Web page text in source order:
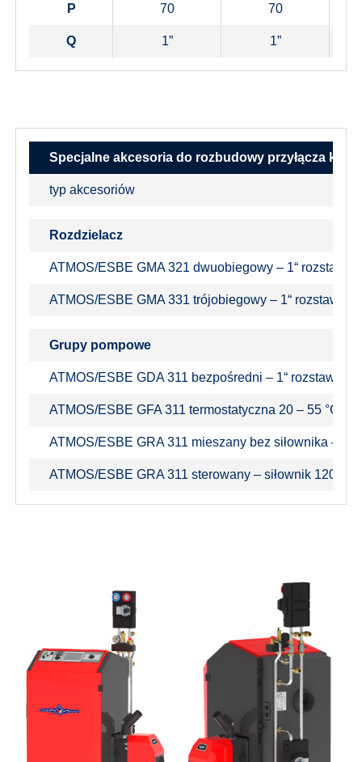
P 70 70
Q 1” 1”
Specjalne akcesoria do rozbudowy przyłącza
typ akcesoriów
Rozdzielacz
ATMOS/ESBE GMA 321 dwuobiegowy – 1“ rozstaw
ATMOS/ESBE GMA 331 trójobiegowy – 1“ rozstaw 90
Grupy pompowe
ATMOS/ESBE GDA 311 bezpośredni – 1“ rozstaw 90
ATMOS/ESBE GFA 311 termostatyczna 20 – 55 °C –
ATMOS/ESBE GRA 311 mieszany bez siłownika – 1“
ATMOS/ESBE GRA 311 sterowany – siłownik 120 s –